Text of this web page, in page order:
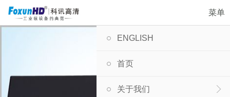
菜单
ENGLISH
首页
关于我们